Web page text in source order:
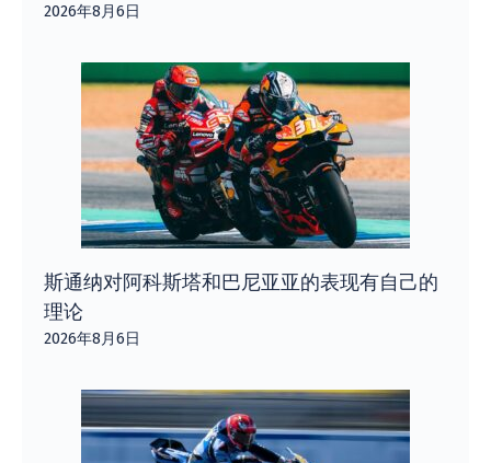
2026年8月6日
斯通纳对阿科斯塔和巴尼亚亚的表现有自己的
理论
2026年8月6日